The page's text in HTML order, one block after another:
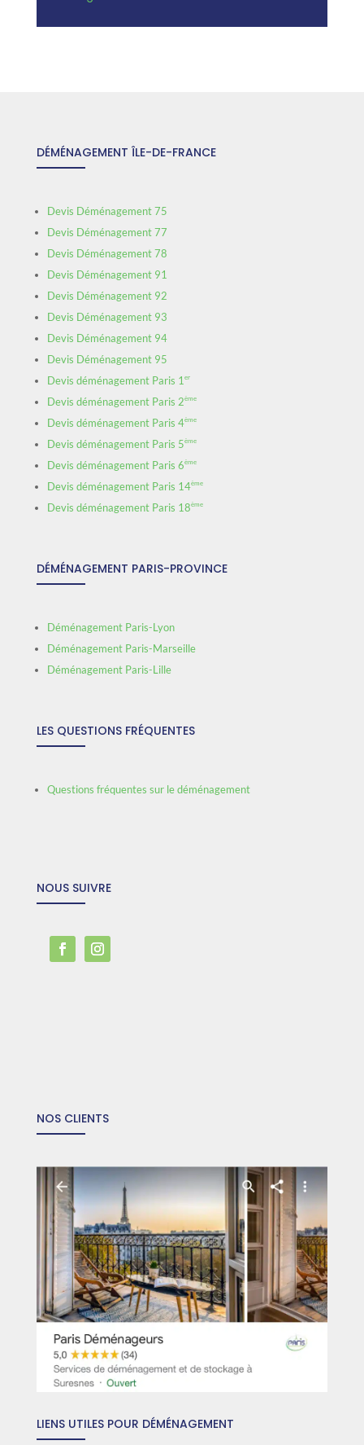
DÉMÉNAGEMENT ÎLE-DE-FRANCE
Devis Déménagement 75
Devis Déménagement 77
Devis Déménagement 78
Devis Déménagement 91
Devis Déménagement 92
Devis Déménagement 93
Devis Déménagement 94
Devis Déménagement 95
Devis déménagement Paris 1 er
Devis déménagement Paris 2ème
Devis déménagement Paris 4ème
Devis déménagement Paris 5ème
Devis déménagement Paris 6ème
Devis déménagement Paris 14ème
Devis déménagement Paris 18ème
DÉMÉNAGEMENT PARIS-PROVINCE
Déménagement Paris-Lyon
Déménagement Paris-Marseille
Déménagement Paris-Lille
LES QUESTIONS FRÉQUENTES
Questions fréquentes sur le déménagement
NOUS SUIVRE
NOS CLIENTS
LIENS UTILES POUR DÉMÉNAGEMENT